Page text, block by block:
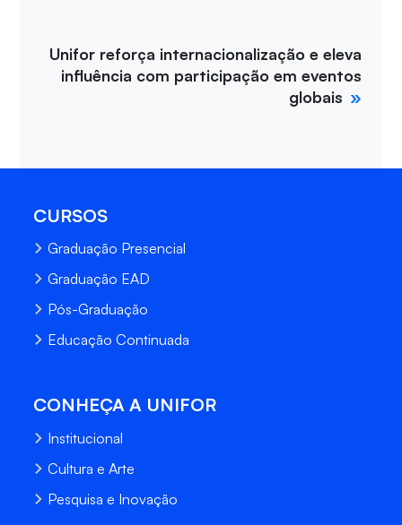
Unifor reforça internacionalização e eleva
influência com participação em eventos
globais
CURSOS
Graduação Presencial
Graduação EAD
Pós-Graduação
Educação Continuada
CONHEÇA A UNIFOR
Institucional
Cultura e Arte
Pesquisa e Inovação